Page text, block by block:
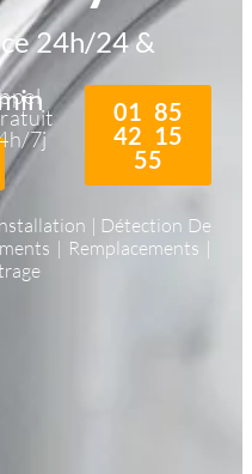
7j
01 85
42 15
55
24h/24 &
| Détection De
| Remplacements |